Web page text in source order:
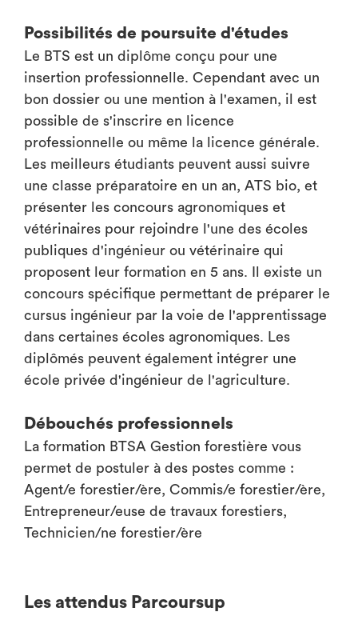
Possibilités de poursuite d'études
Le BTS est un diplôme conçu pour une
insertion professionnelle. Cependant avec un
bon dossier ou une mention à l'examen, il est
possible de s'inscrire en licence
professionnelle ou même la licence générale.
Les meilleurs étudiants peuvent aussi suivre
une classe préparatoire en un an, ATS bio, et
présenter les concours agronomiques et
vétérinaires pour rejoindre l'une des écoles
publiques d'ingénieur ou vétérinaire qui
proposent leur formation en 5 ans. Il existe un
concours spécifique permettant de préparer le
cursus ingénieur par la voie de l'apprentissage
dans certaines écoles agronomiques. Les
diplômés peuvent également intégrer une
école privée d'ingénieur de l'agriculture.
Débouchés professionnels
La formation BTSA Gestion forestière vous
permet de postuler à des postes comme :
Agent/e forestier/ère, Commis/e forestier/ère,
Entrepreneur/euse de travaux forestiers,
Technicien/ne forestier/ère
Les attendus Parcoursup